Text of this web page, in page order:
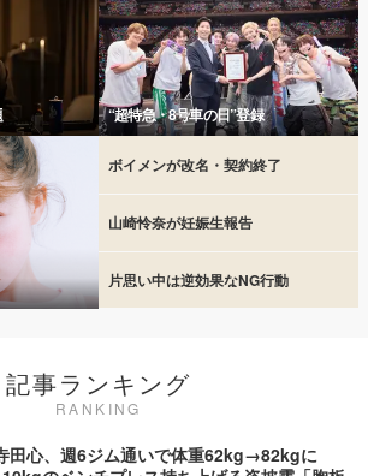
“超特急・8号車の日”登録
ボイメンが改名・契約終了
山崎怜奈が妊娠生報告
片思い中は逆効果なNG行動
記事ランキング
RANKING
田心、週6ジム通いで体重62kg→82kgに